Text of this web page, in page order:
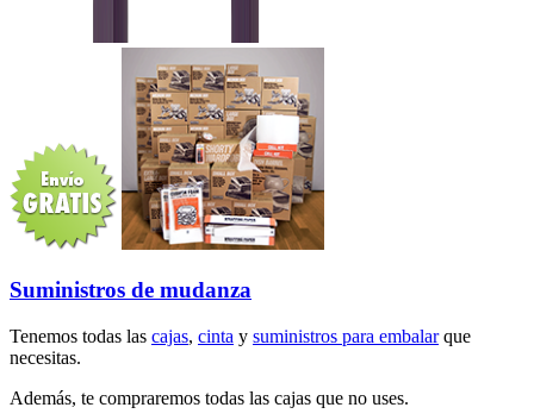
Suministros de mudanza
Tenemos todas las cajas, cinta y suministros para embalarque
necesitas.
Además, te compraremos todas las cajas que no uses.